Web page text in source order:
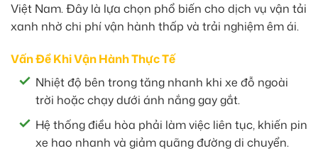
Việt Nam. Đây là lựa chọn phổ biến cho dịch vụ vận tải
xanh nhờ chi phí vận hành thấp và trải nghiệm êm ái.
Vấn Đề Khi Vận Hành Thực Tế
Nhiệt độ bên trong tăng nhanh khi xe đỗ ngoài
trời hoặc chạy dưới ánh nắng gay gắt.
Hệ thống điều hòa phải làm việc liên tục, khiến pin
xe hao nhanh và giảm quãng đường di chuyển.